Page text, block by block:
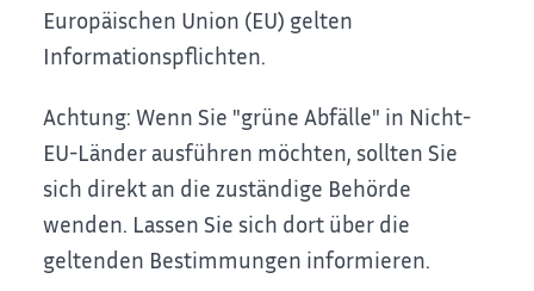
Europäischen Union (EU) gelten
Informationspflichten.
Achtung: Wenn Sie "grüne Abfälle" in Nicht-
EU-Länder ausführen möchten, sollten Sie
sich direkt an die zuständige Behörde
wenden. Lassen Sie sich dort über die
geltenden Bestimmungen informieren.